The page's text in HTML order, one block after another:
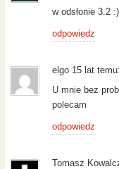
w odsłonie 3.2 :)
odpowiedz
elgo 15 lat temu:
U mnie bez
polecam
odpowiedz
Tomasz